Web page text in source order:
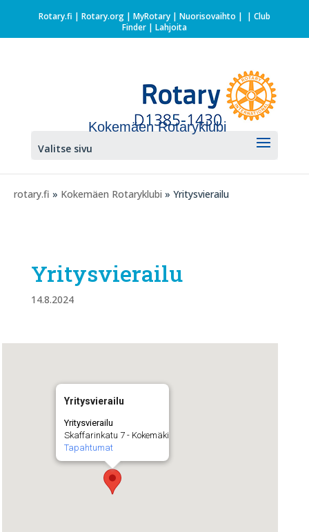
Rotary.fi | Rotary.org| MyRotary | Nuorisovaihto | | Club
Finder| Lahjoita
Kokemäen Rotaryklubi
Valitse sivu
rotary.fi » Kokemäen Rotaryklubi » Yritysvierailu
Yritysvierailu
14.8.2024
Yritysvierailu
Yritysvierailu
Skaffarinkatu 7 - Kokemäki
Tapahtumat